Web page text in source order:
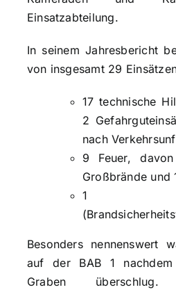
Einsatzabteilung.
In seinem Jahresbericht
von insgesamt 29
17 technische
2
nach
9 Feuer,
Großbrände und
1
Besonders nennenswert
auf der BAB 1
Graben